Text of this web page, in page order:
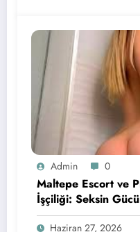
Admin 0
Maltepe Escort ve
İşçiliği: Seksin
Keyif Konusunda
Haziran 27, 2026